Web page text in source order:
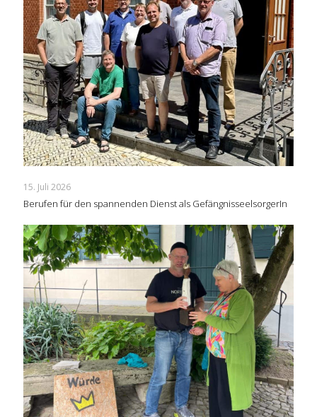
15. Juli 2026
Berufen für den spannenden Dienst als GefängnisseelsorgerIn